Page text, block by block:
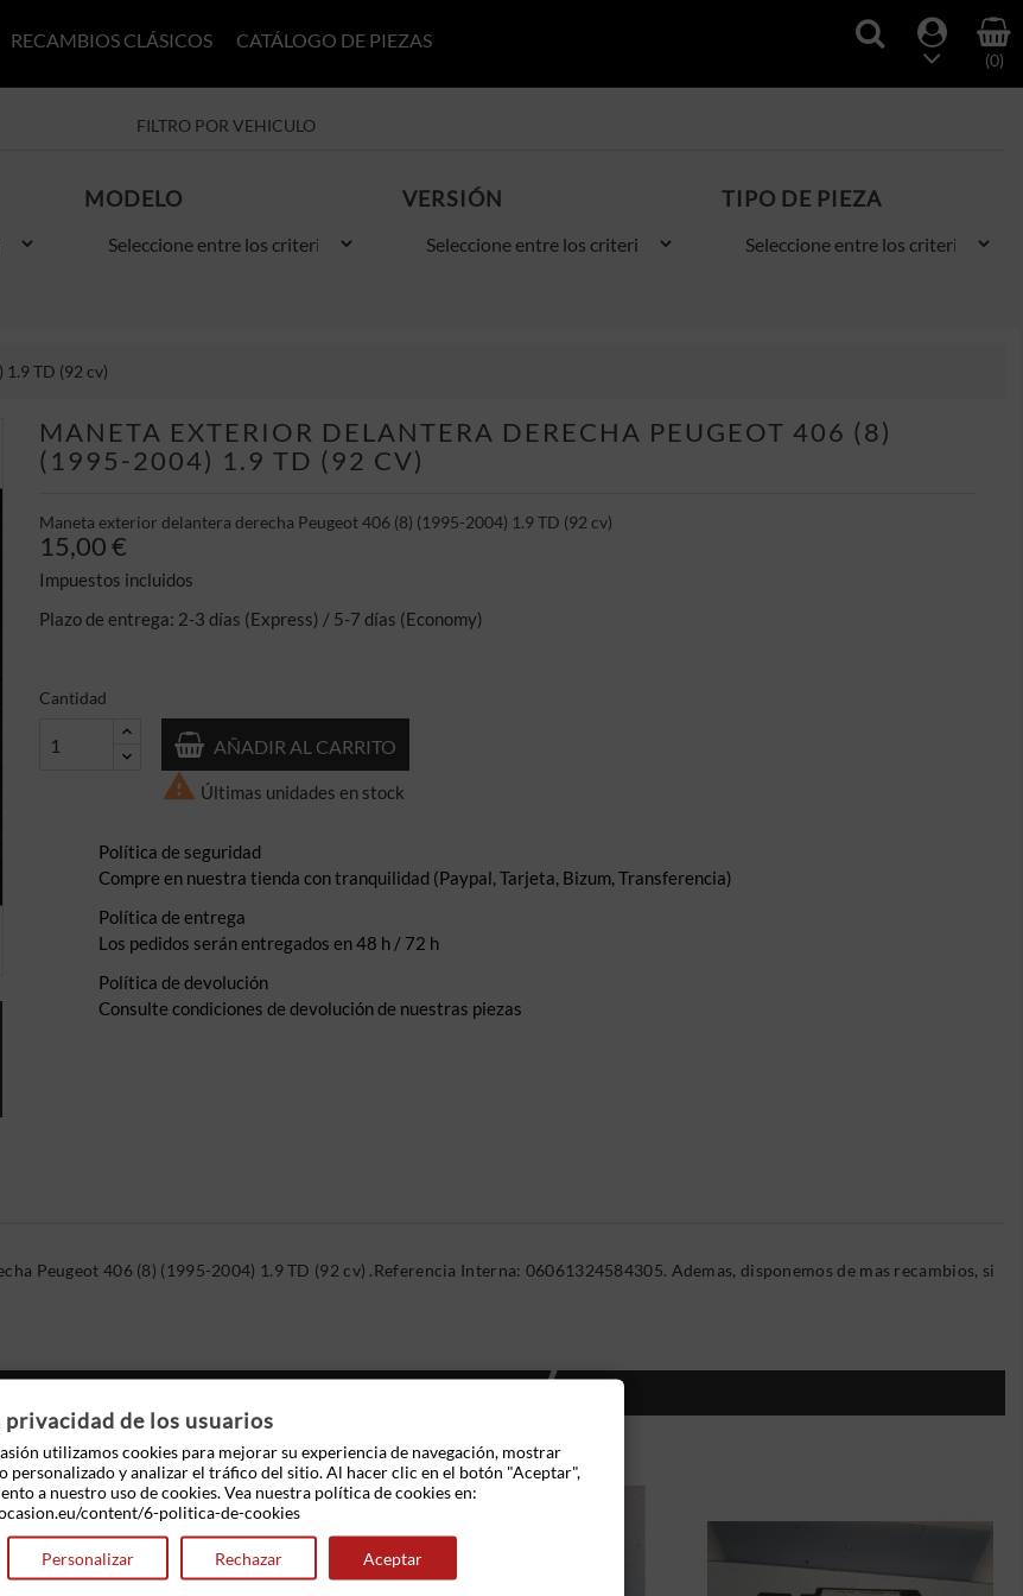
RECAMBIOS CLÁSICOS CATÁLOGO DE PIEZAS
(0)
FILTRO POR VEHICULO
MODELO VERSIÓN TIPO DE PIEZA
TD (92 cv)
MANETA EXTERIOR DELANTERA DERECHA PEUGEOT 406 (8)
(1995-2004) 1.9 TD (92 CV)
Maneta exterior delantera derecha Peugeot 406 (8) (1995-2004) 1.9 TD (92 cv)
15,00 €
Impuestos incluidos
Plazo de entrega: 2-3 días (Express) / 5-7 días (Economy)
Cantidad
AÑADIR AL CARRITO
 Últimas unidades en stock
Política de seguridad
Compre en nuestra tienda con tranquilidad (Paypal, Tarjeta, Bizum, Transferencia)
Política de entrega
Los pedidos serán entregados en 48 h / 72 h
Política de devolución
Consulte condiciones de devolución de nuestras piezas
Peugeot 406 (8) (1995-2004) 1.9 TD (92 cv) .Referencia Interna: 06061324584305. Ademas, disponemos de mas recambios, si
privacidad de los usuarios
utilizamos cookies para mejorar su experiencia de navegación, mostrar
personalizado y analizar el tráfico del sitio. Al hacer clic en el botón "Aceptar",
a nuestro uso de cookies. Vea nuestra política de cookies en:
content/6-politica-de-cookies
Personalizar Rechazar Aceptar